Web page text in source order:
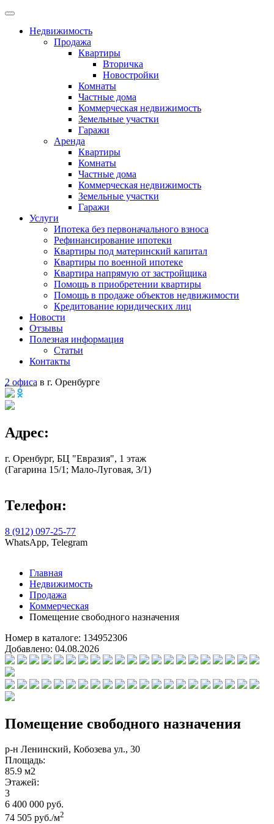
Недвижимость
Продажа
Квартиры
Вторичка
Новостройки
Комнаты
Частные дома
Коммерческая недвижимость
Земельные участки
Гаражи
Аренда
Квартиры
Комнаты
Частные дома
Коммерческая недвижимость
Земельные участки
Гаражи
Услуги
Ипотека без первоначального взноса
Рефинансирование ипотеки
Квартиры под материнский капитал
Квартиры по военной ипотеке
Квартира напрямую от застройщика
Помощь в приобретении квартиры
Помощь в продаже объектов недвижимости
Кредитование юридических лиц
Новости
Отзывы
Полезная информация
Статьи
Контакты
2 офиса в г. Оренбурге
Адрес:
г. Оренбург, БЦ "Евразия", 1 этаж
(Гагарина 15/1; Мало-Луговая, 3/1)
Телефон:
8 (912) 097-25-77
WhatsApp, Telegram
Главная
Недвижимость
Продажа
Коммерческая
Помещение свободного назначения
Номер в каталоге: 134952306
Добавлено: 04.08.2026
Помещение свободного назначения
р-н Ленинский, Кобозева ул., 30
Площадь:
85.9 м2
Этажей:
3
6 400 000 руб.
74 505 руб./м2